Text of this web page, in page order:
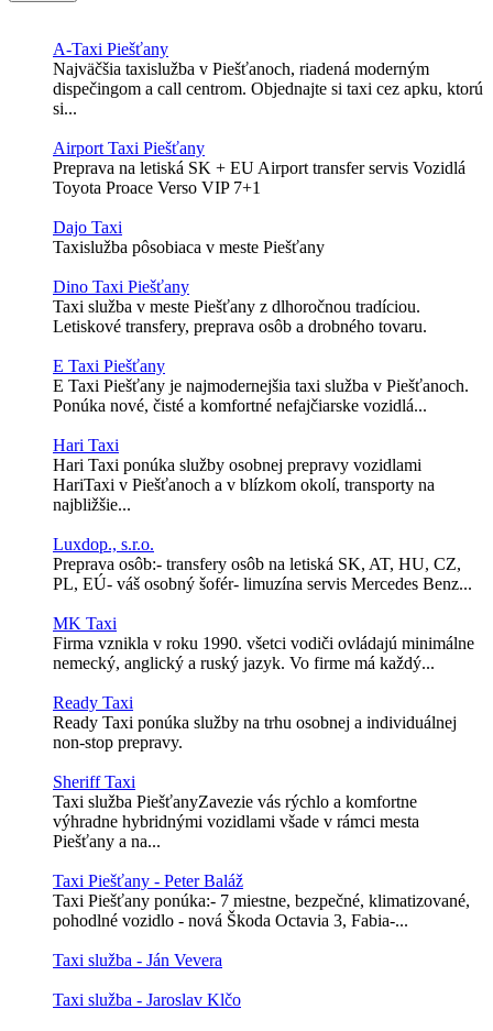
A-Taxi Piešťany
Najväčšia taxislužba v Piešťanoch, riadená moderným
dispečingom a call centrom. Objednajte si taxi cez apku, ktorú
si...
Airport Taxi Piešťany
Preprava na letiská SK + EU Airport transfer servis Vozidlá
Toyota Proace Verso VIP 7+1
Dajo Taxi
Taxislužba pôsobiaca v meste Piešťany
Dino Taxi Piešťany
Taxi služba v meste Piešťany z dlhoročnou tradíciou.
Letiskové transfery, preprava osôb a drobného tovaru.
E Taxi Piešťany
E Taxi Piešťany je najmodernejšia taxi služba v Piešťanoch.
Ponúka nové, čisté a komfortné nefajčiarske vozidlá...
Hari Taxi
Hari Taxi ponúka služby osobnej prepravy vozidlami
HariTaxi v Piešťanoch a v blízkom okolí, transporty na
najbližšie...
Luxdop., s.r.o.
Preprava osôb:- transfery osôb na letiská SK, AT, HU, CZ,
PL, EÚ- váš osobný šofér- limuzína servis Mercedes Benz...
MK Taxi
Firma vznikla v roku 1990. všetci vodiči ovládajú minimálne
nemecký, anglický a ruský jazyk. Vo firme má každý...
Ready Taxi
Ready Taxi ponúka služby na trhu osobnej a individuálnej
non-stop prepravy.
Sheriff Taxi
Taxi služba PiešťanyZavezie vás rýchlo a komfortne
výhradne hybridnými vozidlami všade v rámci mesta
Piešťany a na...
Taxi Piešťany - Peter Baláž
Taxi Piešťany ponúka:- 7 miestne, bezpečné, klimatizované,
pohodlné vozidlo - nová Škoda Octavia 3, Fabia-...
Taxi služba - Ján Vevera
Taxi služba - Jaroslav Klčo